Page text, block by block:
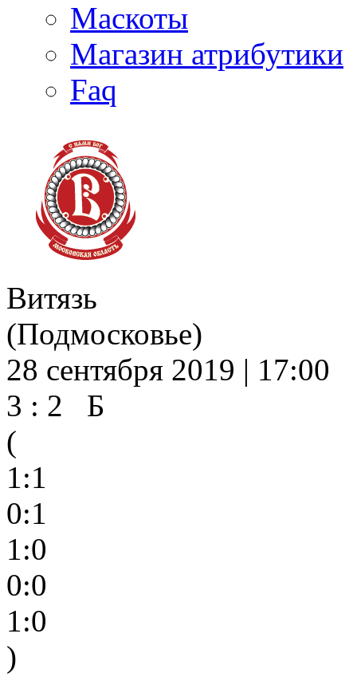
Маскоты
Магазин атрибутики
Faq
Витязь
(Подмосковье)
28 сентября 2019 | 17:00
3 : 2 Б
(
1:1
0:1
1:0
0:0
1:0
)